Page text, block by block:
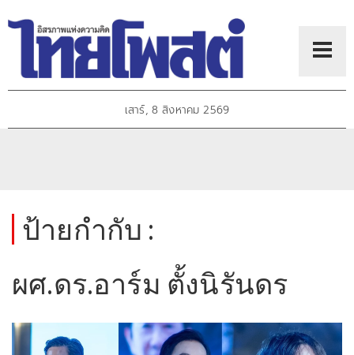
เสาร์, 8 สิงหาคม 2569
ป้ายกำกับ :
ผศ.ดร.อาร์ม ตั้งนิรันดร